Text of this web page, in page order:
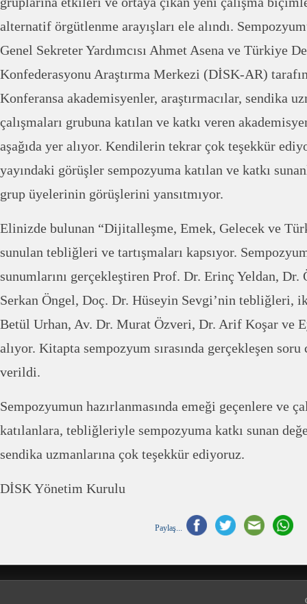
alternatif örgütlenme arayışları ele alındı.
Genel Sekreter Yardımcısı Ahmet Asena ve Türkiye
Konfederasyonu Araştırma Merkezi (DİSK-AR)
Konferansa akademisyenler, araştırmacılar, sendika
çalışmaları grubuna katılan ve katkı veren
aşağıda yer alıyor. Kendilerin tekrar çok teşekkür
yayındaki görüşler sempozyuma katılan ve katkı
grup üyelerinin görüşlerini yansıtmıyor.
Elinizde bulunan “Dijitalleşme, Emek, Gelecek ve
sunulan tebliğleri ve tartışmaları kapsıyor.
sunumlarını gerçekleştiren Prof. Dr. Erinç Yeldan,
Serkan Öngel, Doç. Dr. Hüseyin Sevgi’nin tebliğleri,
Betül Urhan, Av. Dr. Murat Özveri, Dr. Arif Koşar ve
alıyor. Kitapta sempozyum sırasında gerçekleşen
verildi.
Sempozyumun hazırlanmasında emeği geçenlere ve
katılanlara, tebliğleriyle sempozyuma katkı sunan
sendika uzmanlarına çok teşekkür ediyoruz.
DİSK Yönetim Kurulu
Paylaş...